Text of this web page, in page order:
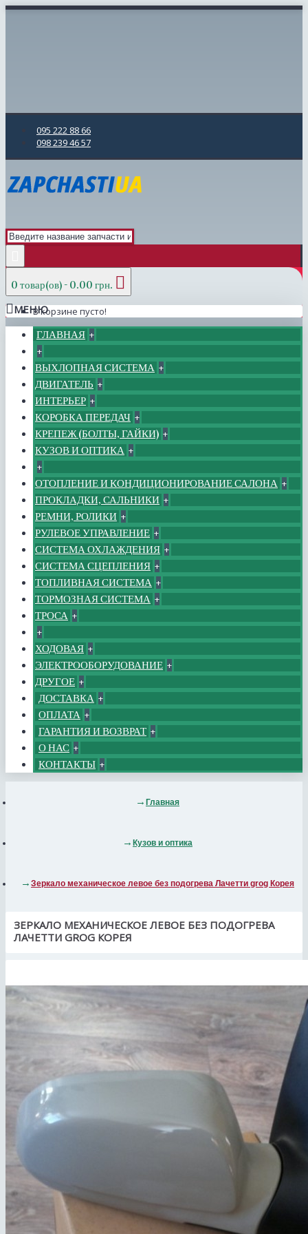
095 222 88 66
098 239 46 57
0 товар(ов) - 0.00 грн.
В корзине пусто!
МЕНЮ
ГЛАВНАЯ +
+
ВЫХЛОПНАЯ СИСТЕМА +
ДВИГАТЕЛЬ +
ИНТЕРЬЕР +
КОРОБКА ПЕРЕДАЧ +
КРЕПЕЖ (БОЛТЫ, ГАЙКИ) +
КУЗОВ И ОПТИКА +
+
ОТОПЛЕНИЕ И КОНДИЦИОНИРОВАНИЕ САЛОНА +
ПРОКЛАДКИ, САЛЬНИКИ +
РЕМНИ, РОЛИКИ +
РУЛЕВОЕ УПРАВЛЕНИЕ +
СИСТЕМА ОХЛАЖДЕНИЯ +
СИСТЕМА СЦЕПЛЕНИЯ +
ТОПЛИВНАЯ СИСТЕМА +
ТОРМОЗНАЯ СИСТЕМА +
ТРОСА +
+
ХОДОВАЯ +
ЭЛЕКТРООБОРУДОВАНИЕ +
ДРУГОЕ +
ДОСТАВКА +
ОПЛАТА +
ГАРАНТИЯ И ВОЗВРАТ +
О НАС +
КОНТАКТЫ +
Главная
Кузов и оптика
Зеркало механическое левое без подогрева Лачетти grog Корея
ЗЕРКАЛО МЕХАНИЧЕСКОЕ ЛЕВОЕ БЕЗ ПОДОГРЕВА
ЛАЧЕТТИ GROG КОРЕЯ